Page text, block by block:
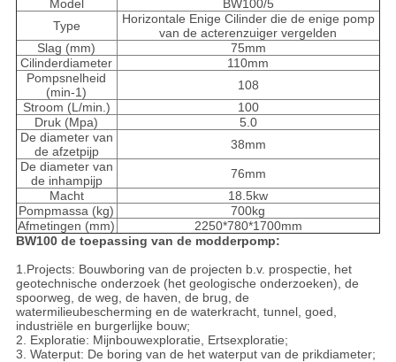
Model
BW100/5
Type
Horizontale Enige Cilinder die de enige pomp
van de acterenzuiger vergelden
Slag (mm)
75mm
Cilinderdiameter
110mm
Pompsnelheid
(min-1)
108
Stroom (L/min.)
100
Druk (Mpa)
5.0
De diameter van
de afzetpijp
38mm
De diameter van
de inhampijp
76mm
Macht
18.5kw
Pompmassa (kg)
700kg
Afmetingen (mm)
2250*780*1700mm
BW100 de toepassing van de modderpomp:
1.Projects: Bouwboring van de projecten b.v. prospectie, het
geotechnische onderzoek (het geologische onderzoeken), de
spoorweg, de weg, de haven, de brug, de
watermilieubescherming en de waterkracht, tunnel, goed,
industriële en burgerlijke bouw;
2. Exploratie: Mijnbouwexploratie, Ertsexploratie;
3. Waterput: De boring van de het waterput van de prikdiameter;